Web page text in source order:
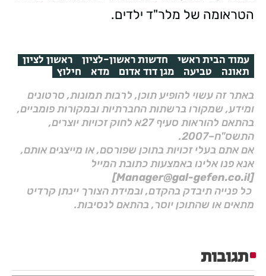
הטראומה של מלר"ד ילדים.
עמוד הבית ראשי חדשות ראשון-לציון ראשון לציון
תאונה טביעה מגן דוד אדום מדא חילוץ
באתר זה עשוי להופיע תוכן, לרבות תמונות, סרטונים
ומידע, שמקורו ברשתות החברתיות ובמקורות פומביים,
בהתאם להוראות סעיף 27א לחוק זכויות יוצרים,
התשס"ח–2007.
אם אתם בעלי זכויות בתוכן שפורסם, או מייצגים אותם,
אנא פנו אלינו באמצעות כתובת המייל
[Manager@gal-gefen.co.il]
כל פנייה תיבדק בהקדם, ובמידת הצורך יינתן קרדיט
מתאים או שהתוכן יוסר, בהתאם לנסיבות.
תגובות